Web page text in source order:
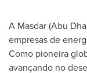
A Masdar (Abu
empresas de
Como pioneira
avançando no